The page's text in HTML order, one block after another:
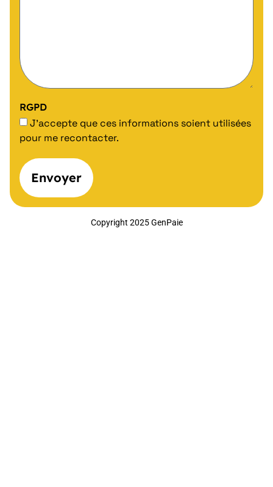
RGPD
J'accepte que ces informations soient utilisées
pour me recontacter.
Envoyer
Copyright 2025 GenPaie